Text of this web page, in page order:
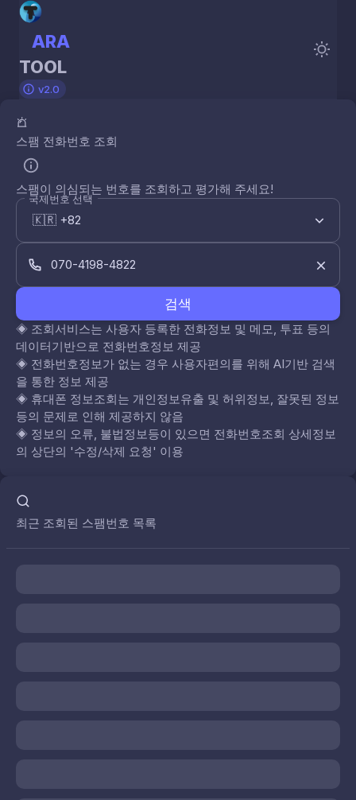
ARA
TOOL
v2.0
스팸 전화번호 조회
스팸이 의심되는 번호를 조회하고 평가해 주세요!
국제번호 선택
검색
◈ 조회서비스는 사용자 등록한 전화정보 및 메모, 투표 등의
데이터기반으로 전화번호정보 제공
◈ 전화번호정보가 없는 경우 사용자편의를 위해 AI기반 검색
을 통한 정보 제공
◈ 휴대폰 정보조회는 개인정보유출 및 허위정보, 잘못된 정보
등의 문제로 인해 제공하지 않음
◈ 정보의 오류, 불법정보등이 있으면 전화번호조회 상세정보
의 상단의 '수정/삭제 요청' 이용
최근 조회된 스팸번호 목록